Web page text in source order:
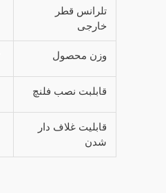
تلرانس قطر
خارجی
وزن محصول
قابلبت نصب فلنچ
قابلیت غلاف دار
شدن